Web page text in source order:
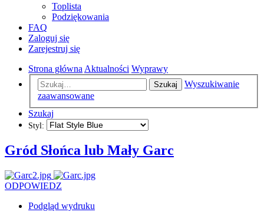
Toplista
Podziękowania
FAQ
Zaloguj się
Zarejestruj się
Strona główna Aktualności Wyprawy
Szukaj
Wyszukiwanie
zaawansowane
Szukaj
Styl:
Gród Słońca lub Mały Garc
ODPOWIEDZ
Podgląd wydruku